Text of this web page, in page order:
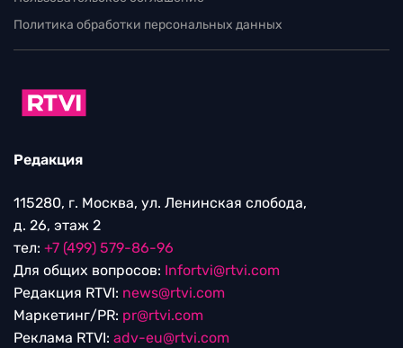
Политика обработки персональных данных
Редакция
115280, г. Москва, ул. Ленинская слобода,
д. 26, этаж 2
тел: +7 (499) 579-86-96
Для общих вопросов: Infortvi@rtvi.com
Редакция RTVI: news@rtvi.com
Маркетинг/PR: pr@rtvi.com
Реклама RTVI: adv-eu@rtvi.com